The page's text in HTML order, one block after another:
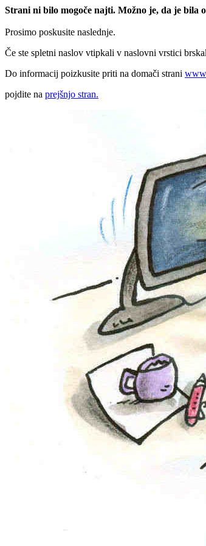
Strani ni bilo mogoče najti. Možno je, da je bila
Prosimo poskusite naslednje.
Če ste spletni naslov vtipkali v naslovni vrstici
Do informacij poizkusite priti na domači strani
pojdite na prejšnjo stran.